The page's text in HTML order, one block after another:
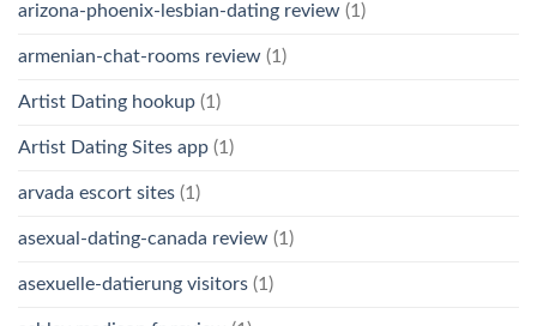
arizona-phoenix-lesbian-dating review (1)
armenian-chat-rooms review (1)
Artist Dating hookup (1)
Artist Dating Sites app (1)
arvada escort sites (1)
asexual-dating-canada review (1)
asexuelle-datierung visitors (1)